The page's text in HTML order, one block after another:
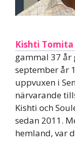
Kishti
gammal 37 år
september år
uppvuxen i
närvarande
Kishti och
sedan 2011.
hemland, var